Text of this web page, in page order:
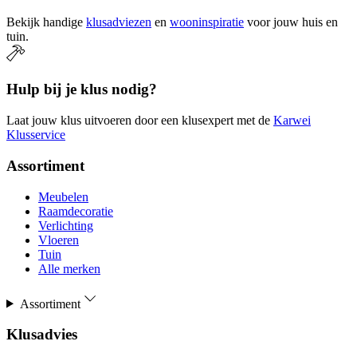
Bekijk handige klusadviezen en wooninspiratie voor jouw huis en
tuin.
Hulp bij je klus nodig?
Laat jouw klus uitvoeren door een klusexpert met de Karwei
Klusservice
Assortiment
Meubelen
Raamdecoratie
Verlichting
Vloeren
Tuin
Alle merken
Assortiment
Klusadvies